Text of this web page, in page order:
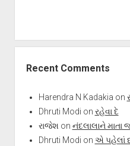
Recent Comments
Harendra N Kadakia on
Dhruti Modi on રહેવા દે
રાજેશ on નંદલાલાને માતા
Dhruti Modi on એ પહેલાં